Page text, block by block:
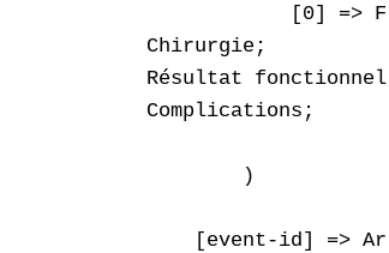
[0] =>
Chirurgie;
Résultat
Complications;
        )
[event-id] =>